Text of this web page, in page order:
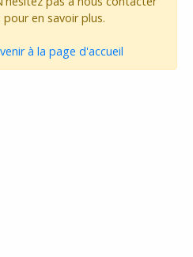
en savoir plus.
à la page d'accueil